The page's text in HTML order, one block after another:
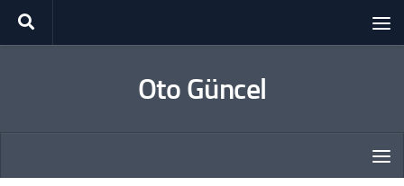
Skip to content
Oto Güncel